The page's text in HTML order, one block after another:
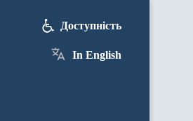
Доступність
In English